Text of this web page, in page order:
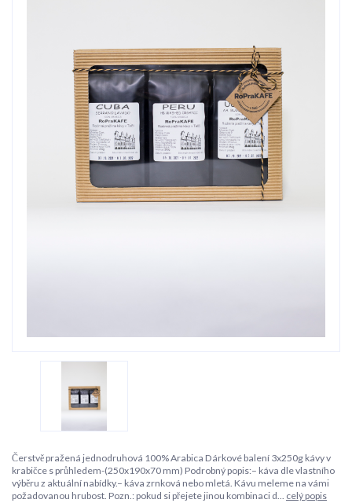
Čerstvě pražená jednodruhová 100% Arabica Dárkové balení 3x250g kávy v
krabičce s průhledem-(250x190x70 mm) Podrobný popis:– káva dle vlastního
výběru z aktuální nabídky.– káva zrnková nebo mletá. Kávu meleme na vámi
požadovanou hrubost. Pozn.: pokud si přejete jinou kombinaci d... celý popis